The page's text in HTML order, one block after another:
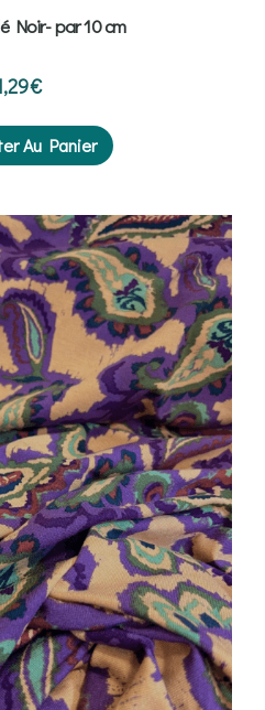
Noir- par 10 cm
€
Au Panier